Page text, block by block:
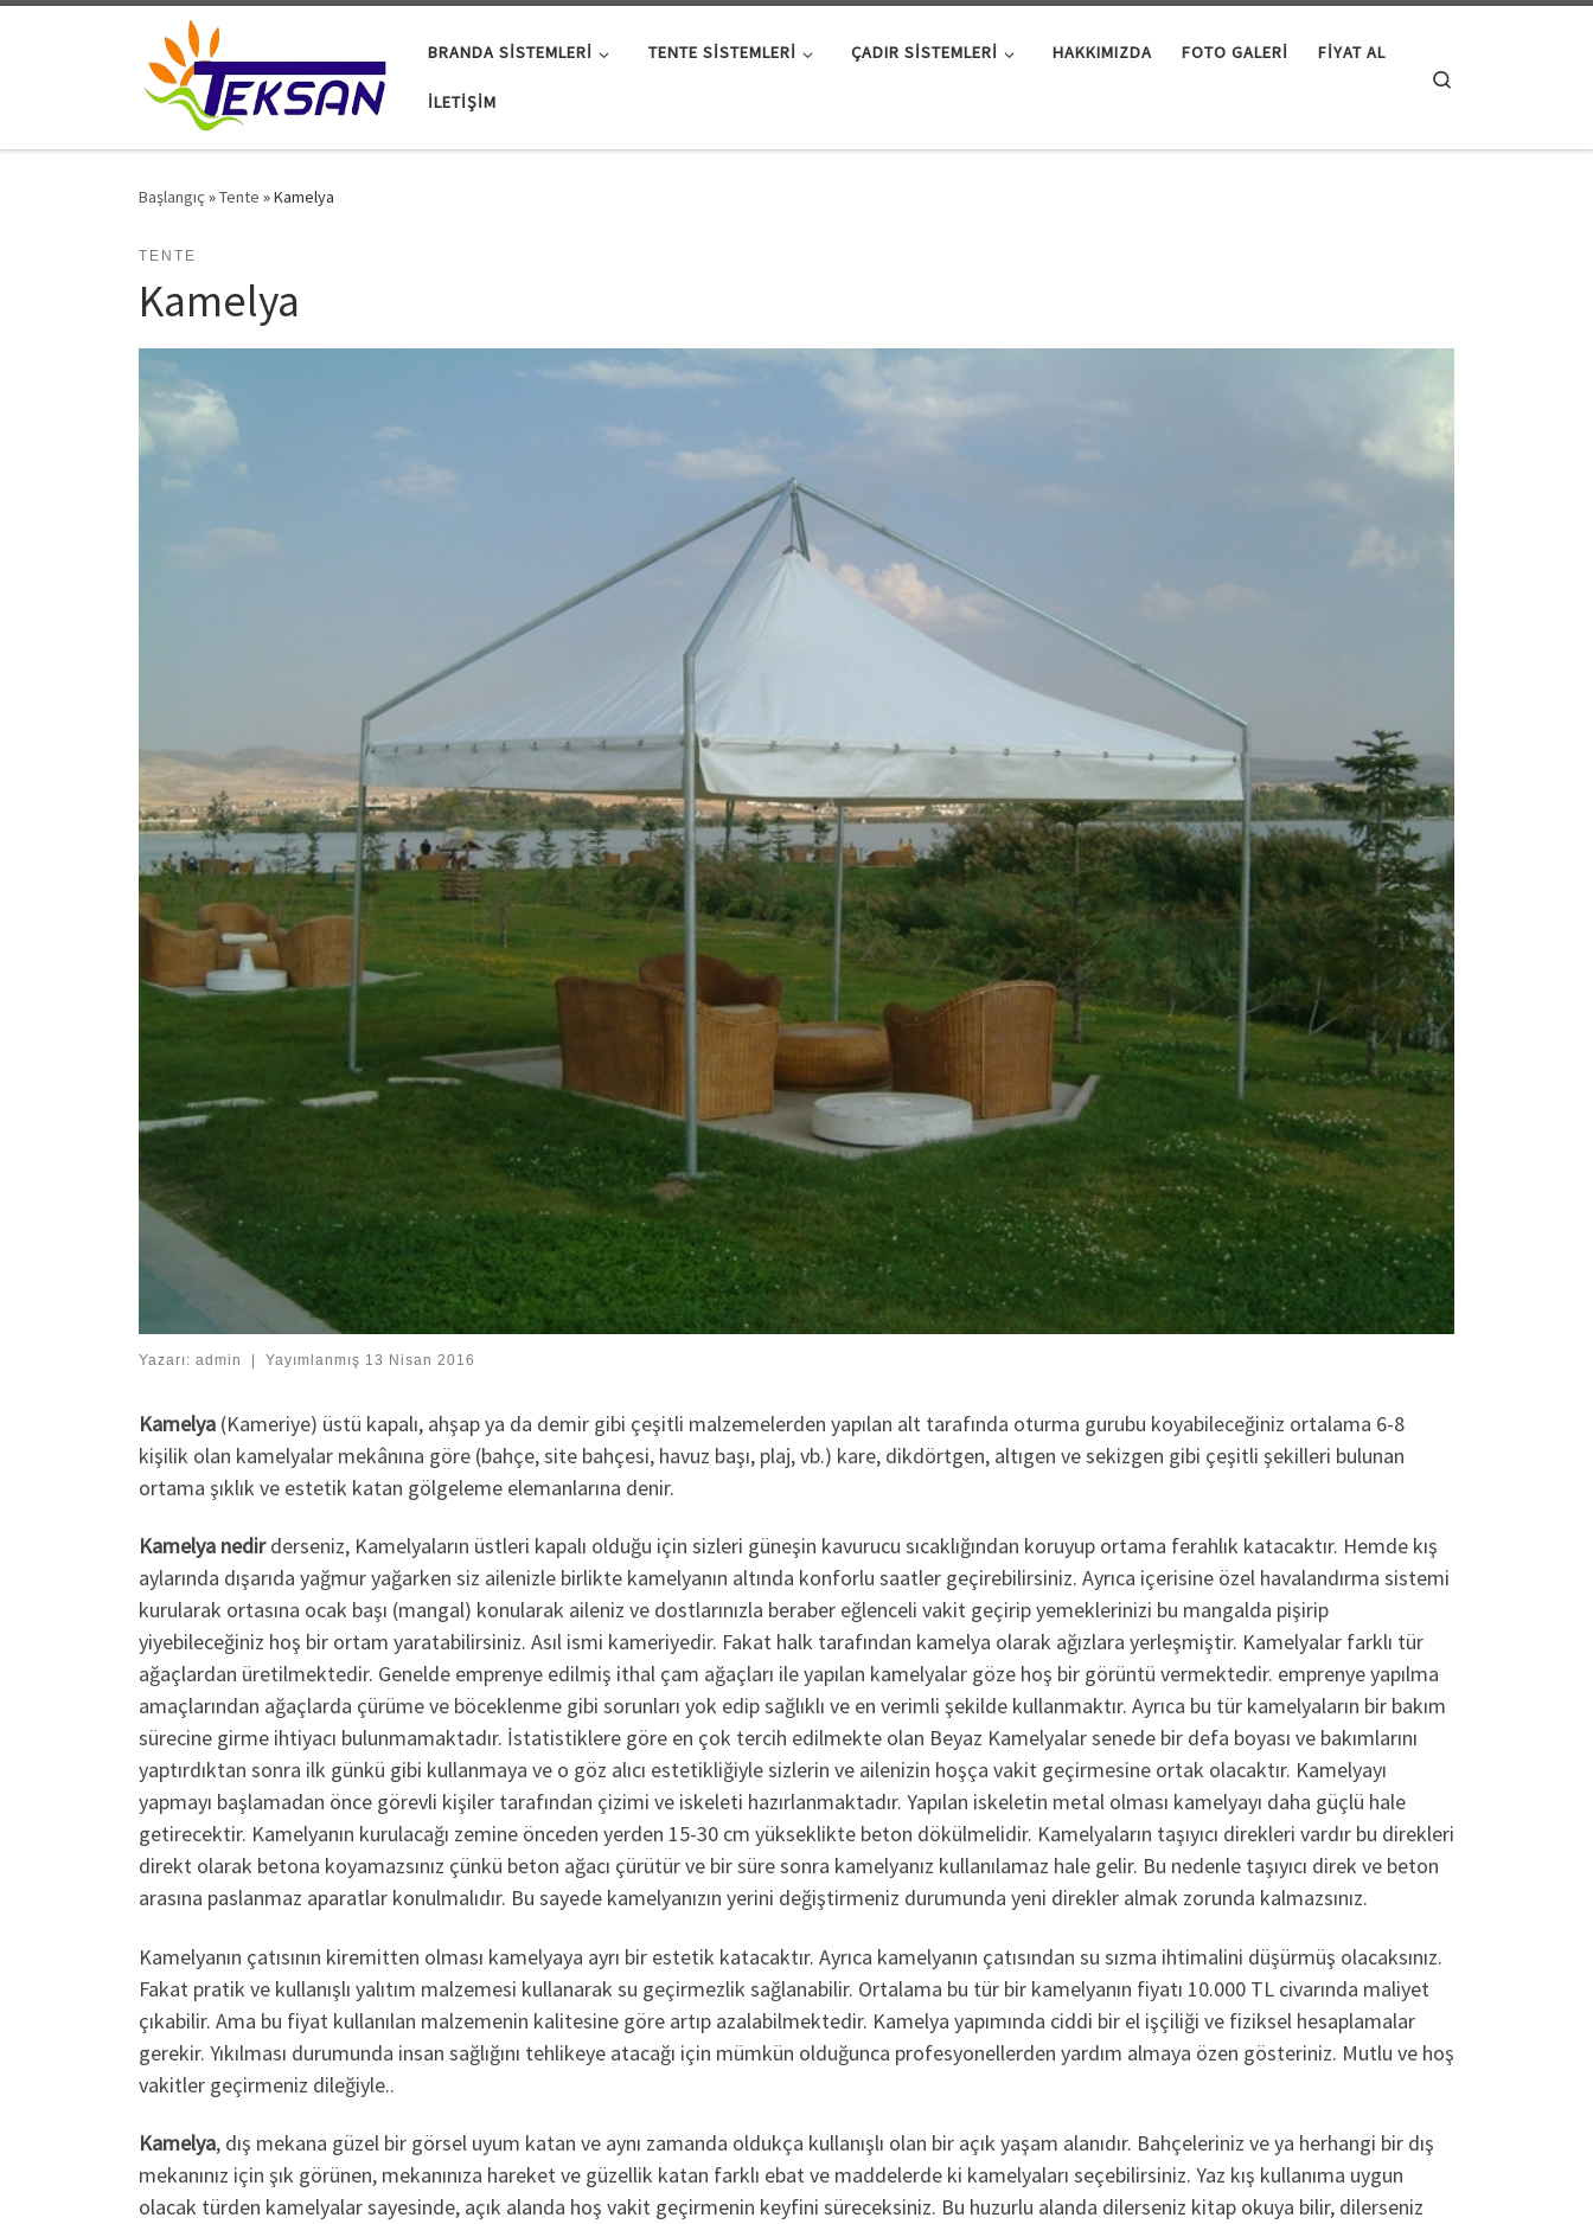
BRANDA SISTEMLERI TENTE SISTEMLERI ÇADIR SISTEMLERI HAKKIMIZDA FOTO GALERI FIYAT AL
İLETIŞIM
Başlangıç »Tente »Kamelya
TENTE
Kamelya
Yazarı: admin Yayımlanmış 13 Nisan 2016
Kamelya (Kameriye) üstü kapalı, ahşap ya da demir gibi çeşitli malzemelerden yapılan alt tarafında oturma gurubu koyabileceğiniz ortalama 6-8
kişilik olan kamelyalar mekânına göre (bahçe, site bahçesi, havuz başı, plaj, vb.) kare, dikdörtgen, altıgen ve sekizgen gibi çeşitli şekilleri bulunan
ortama şıklık ve estetik katan gölgeleme elemanlarına denir.
Kamelya nedirderseniz, Kamelyaların üstleri kapalı olduğu için sizleri güneşin kavurucu sıcaklığından koruyup ortama ferahlık katacaktır. Hemde kış
aylarında dışarıda yağmur yağarken siz ailenizle birlikte kamelyanın altında konforlu saatler geçirebilirsiniz. Ayrıca içerisine özel havalandırma sistemi
kurularak ortasına ocak başı (mangal) konularak aileniz ve dostlarınızla beraber eğlenceli vakit geçirip yemeklerinizi bu mangalda pişirip
yiyebileceğiniz hoş bir ortam yaratabilirsiniz. Asıl ismi kameriyedir. Fakat halk tarafından kamelya olarak ağızlara yerleşmiştir. Kamelyalar farklı tür
ağaçlardan üretilmektedir. Genelde emprenye edilmiş ithal çam ağaçları ile yapılan kamelyalar göze hoş bir görüntü vermektedir. emprenye yapılma
amaçlarından ağaçlarda çürüme ve böceklenme gibi sorunları yok edip sağlıklı ve en verimli şekilde kullanmaktır. Ayrıca bu tür kamelyaların bir bakım
sürecine girme ihtiyacı bulunmamaktadır. İstatistiklere göre en çok tercih edilmekte olan Beyaz Kamelyalar senede bir defa boyası ve bakımlarını
yaptırdıktan sonra ilk günkü gibi kullanmaya ve o göz alıcı estetikliğiyle sizlerin ve ailenizin hoşça vakit geçirmesine ortak olacaktır. Kamelyayı
yapmayı başlamadan önce görevli kişiler tarafından çizimi ve iskeleti hazırlanmaktadır. Yapılan iskeletin metal olması kamelyayı daha güçlü hale
getirecektir. Kamelyanın kurulacağı zemine önceden yerden 15-30 cm yükseklikte beton dökülmelidir. Kamelyaların taşıyıcı direkleri vardır bu direkleri
direkt olarak betona koyamazsınız çünkü beton ağacı çürütür ve bir süre sonra kamelyanız kullanılamaz hale gelir. Bu nedenle taşıyıcı direk ve beton
arasına paslanmaz aparatlar konulmalıdır. Bu sayede kamelyanızın yerini değiştirmeniz durumunda yeni direkler almak zorunda kalmazsınız.
Kamelyanın çatısının kiremitten olması kamelyaya ayrı bir estetik katacaktır. Ayrıca kamelyanın çatısından su sızma ihtimalini düşürmüş olacaksınız.
Fakat pratik ve kullanışlı yalıtım malzemesi kullanarak su geçirmezlik sağlanabilir. Ortalama bu tür bir kamelyanın fiyatı 10.000 TL civarında maliyet
çıkabilir. Ama bu fiyat kullanılan malzemenin kalitesine göre artıp azalabilmektedir. Kamelya yapımında ciddi bir el işçiliği ve fiziksel hesaplamalar
gerekir. Yıkılması durumunda insan sağlığını tehlikeye atacağı için mümkün olduğunca profesyonellerden yardım almaya özen gösteriniz. Mutlu ve hoş
vakitler geçirmeniz dileğiyle..
Kamelya, dış mekana güzel bir görsel uyum katan ve aynı zamanda oldukça kullanışlı olan bir açık yaşam alanıdır. Bahçeleriniz ve ya herhangi bir dış
mekanınız için şık görünen, mekanınıza hareket ve güzellik katan farklı ebat ve maddelerde ki kamelyaları seçebilirsiniz. Yaz kış kullanıma uygun
olacak türden kamelyalar sayesinde, açık alanda hoş vakit geçirmenin keyfini süreceksiniz. Bu huzurlu alanda dilerseniz kitap okuya bilir, dilerseniz